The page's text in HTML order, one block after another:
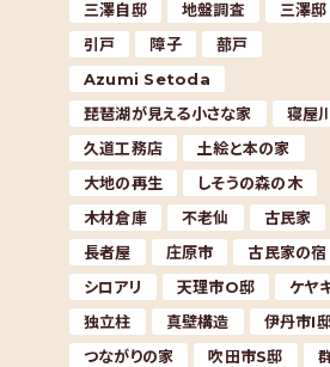
三澤自邸
地盤調査
三澤邸
引戸
障子
蔀戸
Azumi Setoda
琵琶湖が見える小さな家
寝屋
久道工務店
土絵と本の家
大地の再生
しそうの森の木
木材倉庫
不老仙
古民家
長者屋
庄原市
古民家の宿
シロアリ
天理市O邸
ケヤ
独立柱
真壁構造
伊丹市I
つながりの家
吹田市S邸